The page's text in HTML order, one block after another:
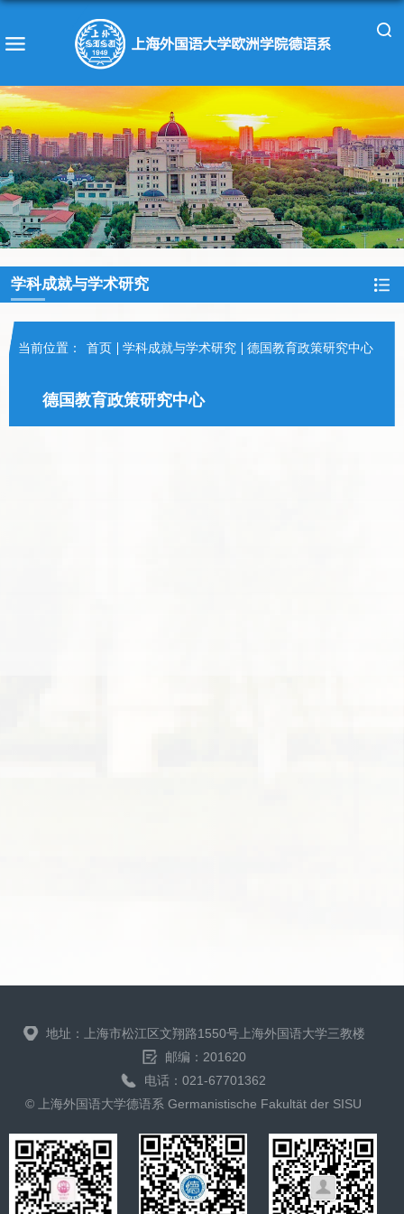
学科成就与学术研究
当前位置： 首页 学科成就与学术研究 德国教育政策研究中心
德国教育政策研究中心
地址：上海市松江区文翔路1550号上海外国语大学三教楼
邮编：201620
电话：021-67701362
© 上海外国语大学德语系 Germanistische Fakultät der SISU